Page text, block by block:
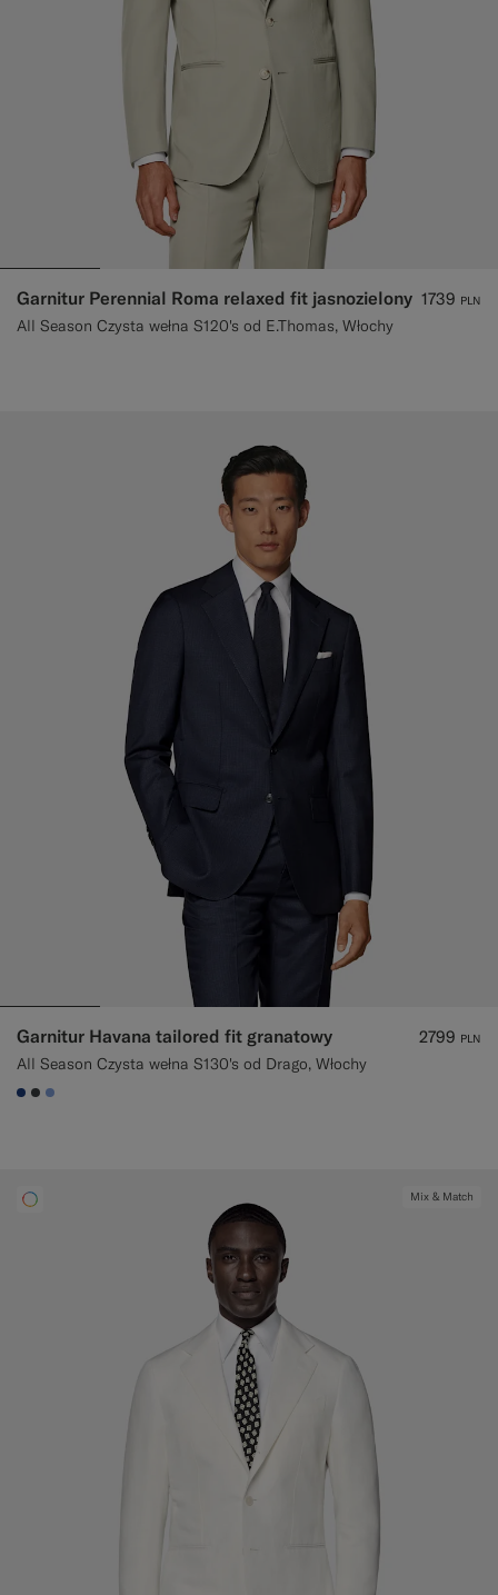
Garnitur Perennial Roma relaxed fit jasnozielony
All Season Czysta wełna S120's od E.Thomas, Włochy
1739 PLN
Garnitur Havana tailored fit granatowy
All Season Czysta wełna S130's od Drago, Włochy
2799 PLN
#1C3D7A
#3d4043
#82A1DC
Mix & Match